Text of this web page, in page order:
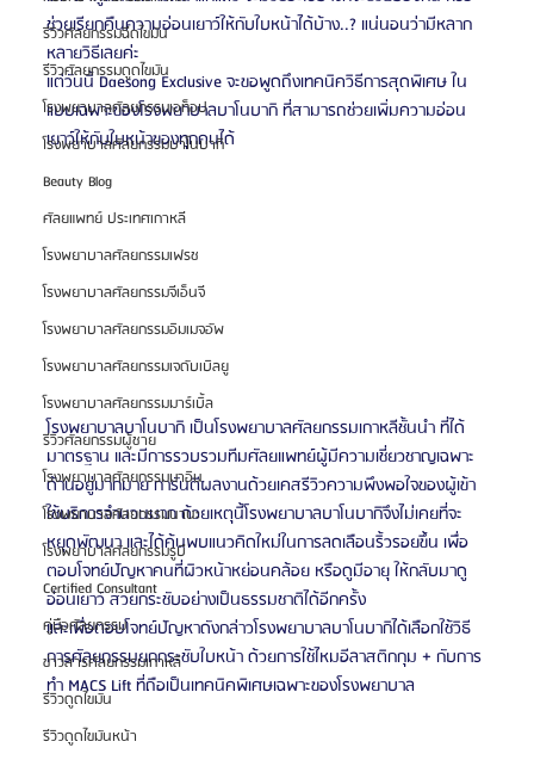
รีวิวศัลยกรรมฉีดไขมัน
รีวิวศัลยกรรมดูดไขมัน
โรงพยาบาลศัลยกรรมเอท็อป
โรงพยาบาลศัลยกรรมบาโนบากิ
Beauty Blog
ศัลยแพทย์ ประเทศเกาหลี
โรงพยาบาลศัลยกรรมเฟรช
โรงพยาบาลศัลยกรรมจีเอ็นจี
โรงพยาบาลศัลยกรรมอิมเมจอัพ
โรงพยาบาลศัลยกรรมเจดับเบิลยู
โรงพยาบาลศัลยกรรมมาร์เบิ้ล
รีวิวศัลยกรรมผู้ชาย
โรงพยาบาลศัลยกรรมมาอิน
โรงพยาบาลศัลยกรรมนานะ
โรงพยาบาลศัลยกรรมรูบี
Certified Consultant
คู่มือศัลยกรรม
ข่าวสารศัลยกรรมเกาหลี
รีวิวดูดไขมัน
รีวิวดูดไขมันหน้า
ช่วยเรียกคืนความอ่อนเยาว์ให้กับใบหน้าได้บ้าง..? แน่นอนว่ามีหลาก
หลายวิธีเลยค่ะ
แต่วันนี้ Daesong Exclusive จะขอพูดถึงเทคนิควิธีการสุดพิเศษ ใน
แบบเฉพาะของโรงพยาบาลบาโนบากิ ที่สามารถช่วยเพิ่มความอ่อน
เยาว์ให้กับใบหน้าของทุกคนได้
โรงพยาบาลบาโนบากิ เป็นโรงพยาบาลศัลยกรรมเกาหลีชั้นนำ ที่ได้
มาตรฐาน และมีการรวบรวมทีมศัลยแพทย์ผู้มีความเชี่ยวชาญเฉพาะ
ด้านอยู่มากมาย การันตีผลงานด้วยเคสรีวิวความพึงพอใจของผู้เข้า
ใช้บริการจำนวนมาก ด้วยเหตุนี้โรงพยาบาลบาโนบากิจึงไม่เคยที่จะ
หยุดพัฒนา และได้ค้นพบแนวคิดใหม่ในการลดเลือนริ้วรอยขึ้น เพื่อ
ตอบโจทย์ปัญหาคนที่ผิวหน้าหย่อนคล้อย หรือดูมีอายุ ให้กลับมาดู
อ่อนเยาว์ สวยกระชับอย่างเป็นธรรมชาติได้อีกครั้ง
และเพื่อตอบโจทย์ปัญหาดังกล่าวโรงพยาบาลบาโนบากิได้เลือกใช้วิธี
การศัลยกรรมยกกระชับใบหน้า ด้วยการใช้ไหมอีลาสติกกุม + กับการ
ทำ MACS Lift ที่ถือเป็นเทคนิคพิเศษเฉพาะของโรงพยาบาล